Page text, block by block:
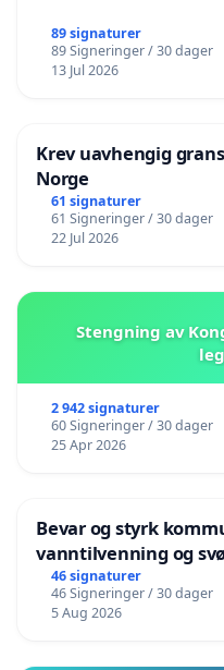
89 signaturer
89 Signeringer / 30 dager
13 Jul 2026
Krev uavhengig
Norge
61 signaturer
61 Signeringer / 30 dager
22 Jul 2026
Stengning av
2 942 signaturer
60 Signeringer / 30 dager
25 Apr 2026
Bevar og styrk
vanntilvenning og
barnehagene i
46 signaturer
46 Signeringer / 30 dager
5 Aug 2026